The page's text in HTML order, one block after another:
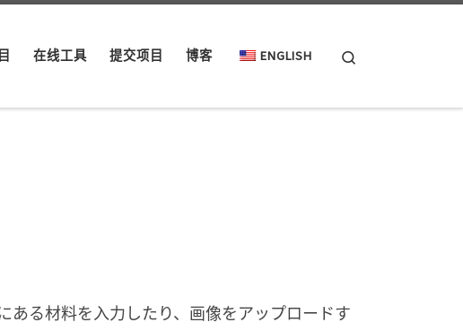
在线工具 提交项目 博客 ENGLISH
ある材料を入力したり、画像をアップロードす